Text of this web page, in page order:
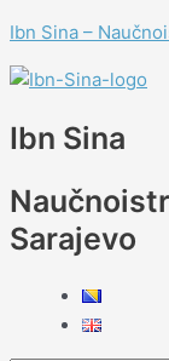
to
content
Ibn Sina –
Ibn Sina
Sarajevo
članaka
here..